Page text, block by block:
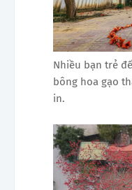
Nhiều bạn trẻ
bông hoa gạo
in.